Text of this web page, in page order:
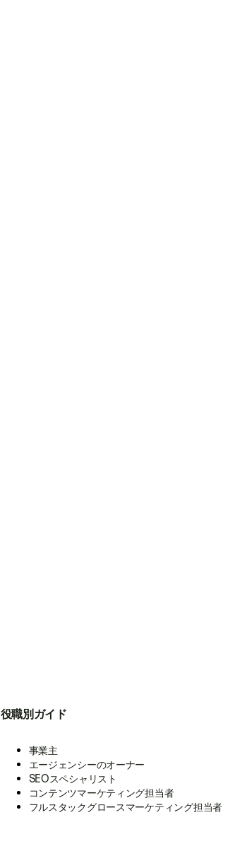
役職別ガイド
事業主
エージェンシーのオーナー
SEOスペシャリスト
コンテンツマーケティング担当者
フルスタックグロースマーケティング担当者